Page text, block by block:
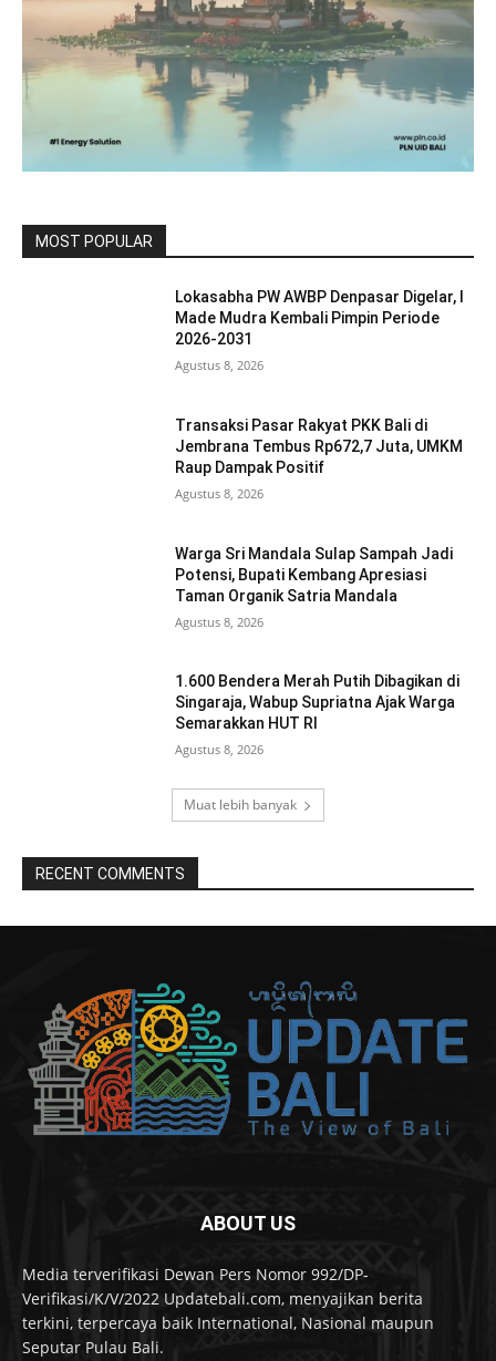
MOST POPULAR
Lokasabha PW AWBP Denpasar Digelar, I
Made Mudra Kembali Pimpin Periode
2026-2031
Agustus 8, 2026
Transaksi Pasar Rakyat PKK Bali di
Jembrana Tembus Rp672,7 Juta, UMKM
Raup Dampak Positif
Agustus 8, 2026
Warga Sri Mandala Sulap Sampah Jadi
Potensi, Bupati Kembang Apresiasi
Taman Organik Satria Mandala
Agustus 8, 2026
1.600 Bendera Merah Putih Dibagikan di
Singaraja, Wabup Supriatna Ajak Warga
Semarakkan HUT RI
Agustus 8, 2026
Muat lebih banyak
RECENT COMMENTS
ABOUT US
Media terverifikasi Dewan Pers Nomor 992/DP-
Verifikasi/K/V/2022 Updatebali.com, menyajikan berita
terkini, terpercaya baik International, Nasional maupun
Seputar Pulau Bali.